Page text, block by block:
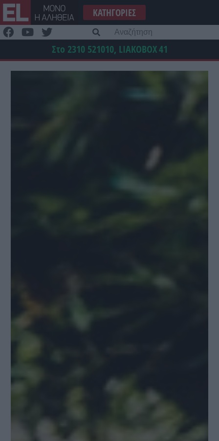
Μετάβαση
στο
περιεχόμενο
ΚΑΤΗΓΟΡΊΕΣ
Στο 2310 521010, LIAKOBOX41